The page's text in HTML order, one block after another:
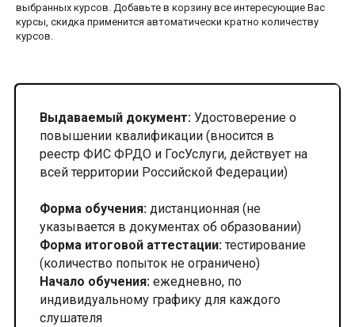
выбранных курсов. Добавьте в корзину все интересующие Вас
курсы, скидка применится автоматически кратно количеству
курсов.
Выдаваемый документ: Удостоверение о
повышении квалификации (вносится в
реестр ФИС ФРДО и ГосУслуги, действует на
всей территории Российской Федерации)
Форма обучения: дистанционная (не
указывается в документах об образовании)
Форма итоговой аттестации: тестирование
(количество попыток не ограничено)
Начало обучения: ежедневно, по
индивидуальному графику для каждого
слушателя